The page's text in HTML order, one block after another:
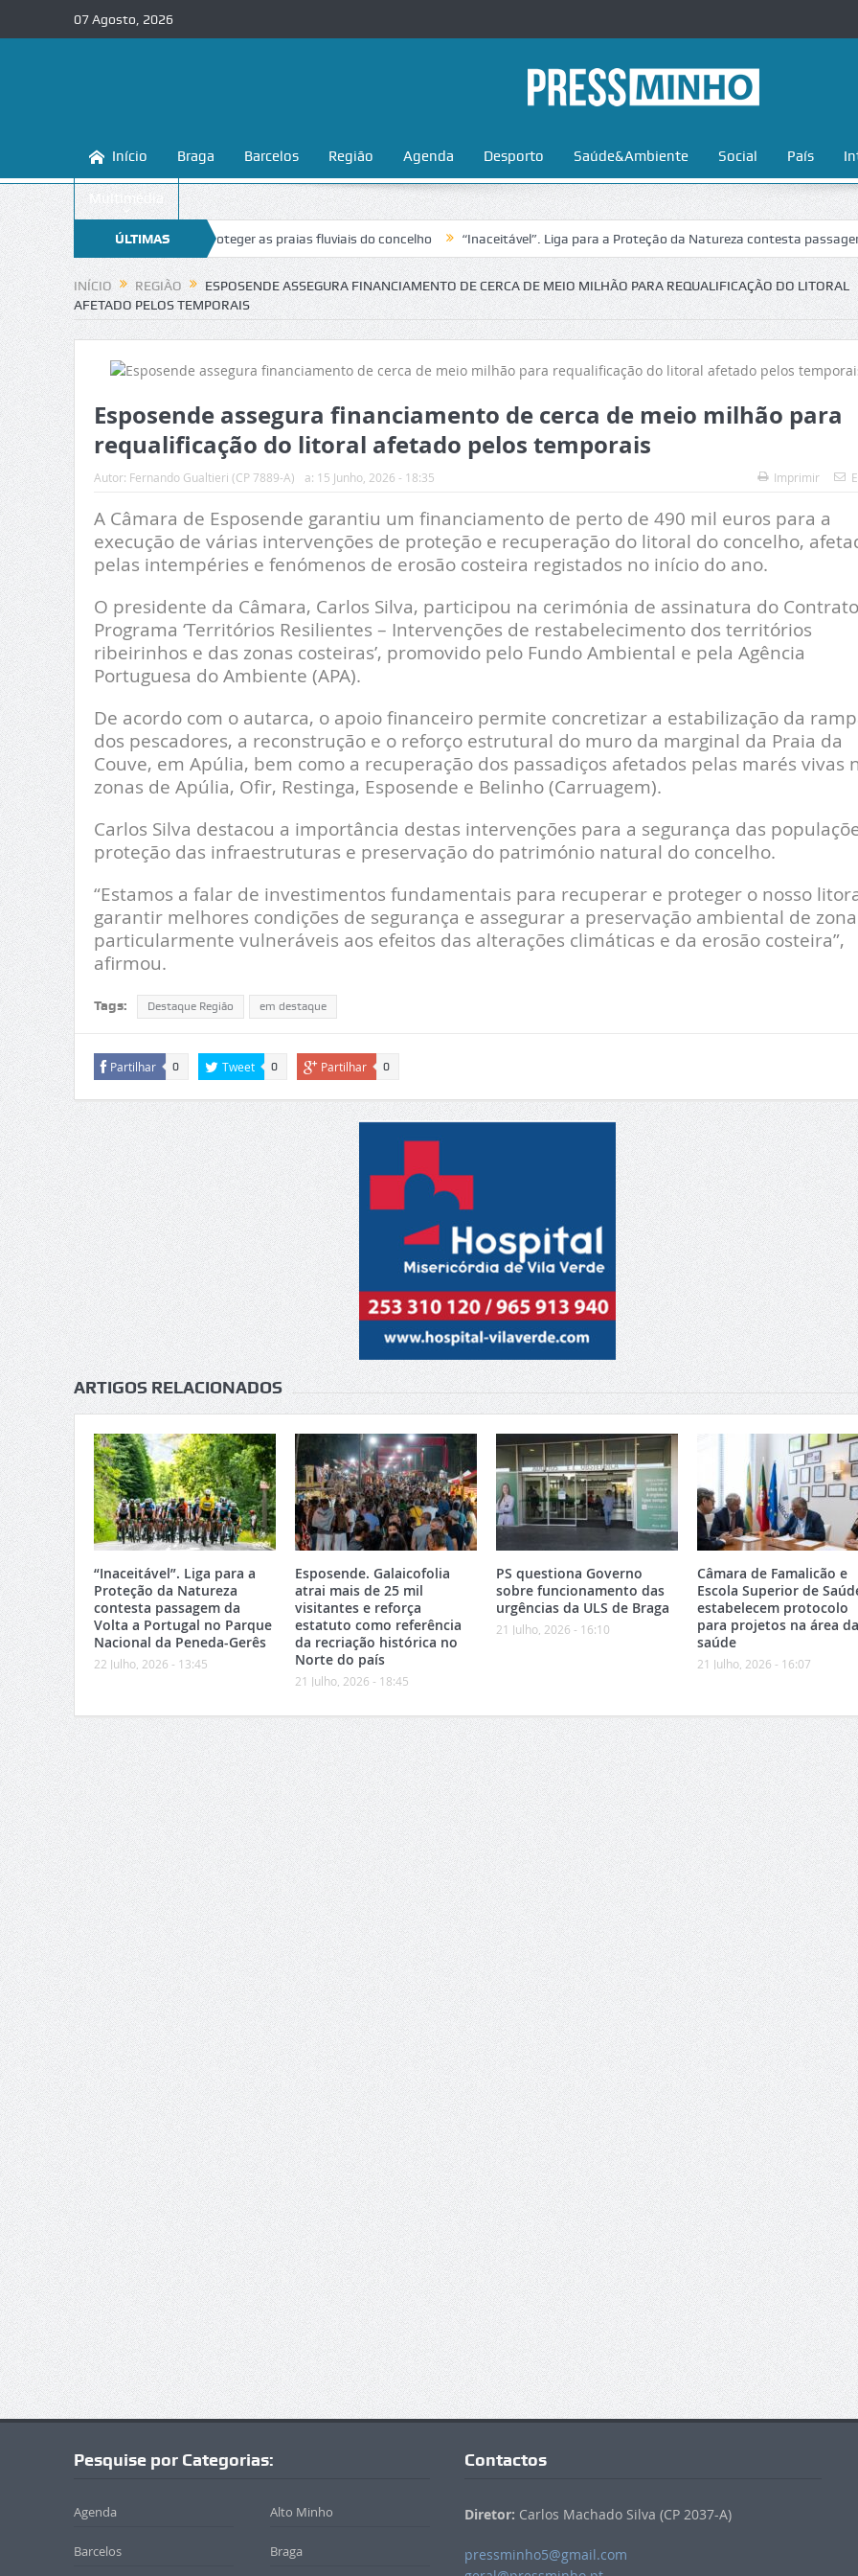
07 Agosto, 2026
Início Braga Barcelos Região Agenda Desporto Saúde&Ambiente Social País
Multimédia
ÚLTIMAS
NOTÍCIAS
ensina a conhecer e proteger as praias fluviais do concelho “Inaceitável”. Liga para a Proteção da Natureza contesta passagem da
INÍCIO REGIÃO
ESPOSENDE ASSEGURA FINANCIAMENTO DE CERCA DE MEIO MILHÃO PARA REQUALIFICAÇÃO DO LITORAL
AFETADO PELOS TEMPORAIS
Esposende assegura financiamento de cerca de meio milhão para
requalificação do litoral afetado pelos temporais
Autor: Fernando Gualtieri (CP 7889-A) a: 15 Junho, 2026 - 18:35 Imprimir
A Câmara de Esposende garantiu um financiamento de perto de 490 mil euros para a
execução de várias intervenções de proteção e recuperação do litoral do concelho,
pelas intempéries e fenómenos de erosão costeira registados no início do ano.
O presidente da Câmara, Carlos Silva, participou na cerimónia de assinatura do
Programa ‘Territórios Resilientes – Intervenções de restabelecimento dos territórios
ribeirinhos e das zonas costeiras’, promovido pelo Fundo Ambiental e pela Agência
Portuguesa do Ambiente (APA).
De acordo com o autarca, o apoio financeiro permite concretizar a estabilização da
dos pescadores, a reconstrução e o reforço estrutural do muro da marginal da Praia da
Couve, em Apúlia, bem como a recuperação dos passadiços afetados pelas marés vivas
zonas de Apúlia, Ofir, Restinga, Esposende e Belinho (Carruagem).
Carlos Silva destacou a importância destas intervenções para a segurança das
proteção das infraestruturas e preservação do património natural do concelho.
“Estamos a falar de investimentos fundamentais para recuperar e proteger o nosso
garantir melhores condições de segurança e assegurar a preservação ambiental de
particularmente vulneráveis aos efeitos das alterações climáticas e da erosão costeira”,
afirmou.
Tags: Destaque Região em destaque
Partilhar 0 Tweet 0 Partilhar 0
ARTIGOS RELACIONADOS
“Inaceitável”. Liga para a
Proteção da Natureza
contesta passagem da
Volta a Portugal no Parque
Nacional da Peneda-Gerês
22 Julho, 2026 - 13:45
Esposende. Galaicofolia
atrai mais de 25 mil
visitantes e reforça
estatuto como referência
da recriação histórica no
Norte do país
21 Julho, 2026 - 18:45
PS questiona Governo
sobre funcionamento das
urgências da ULS de Braga
21 Julho, 2026 - 16:10
Câmara de Famalicão e
Escola Superior de
estabelecem protocolo
para projetos na área da
saúde
21 Julho, 2026 - 16:07
Pesquise por Categorias:
Agenda Alto Minho
Barcelos Braga
Contactos
Diretor: Carlos Machado Silva (CP 2037-A)
pressminho5@gmail.com